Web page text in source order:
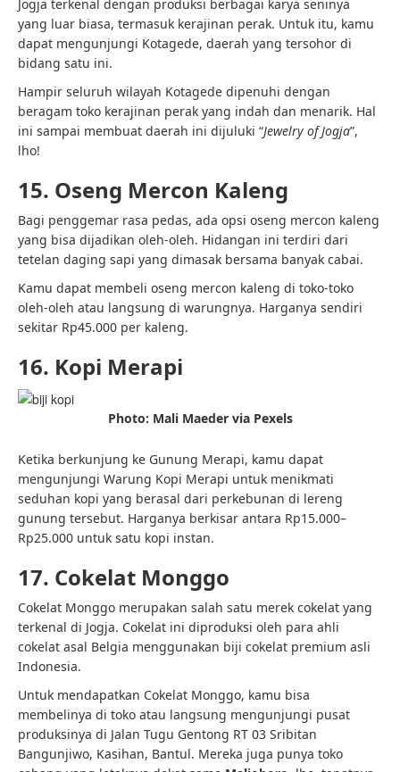
Jogja terkenal dengan produksi berbagai karya seninya
yang luar biasa, termasuk kerajinan perak. Untuk itu, kamu
dapat mengunjungi Kotagede, daerah yang tersohor di
bidang satu ini.
Hampir seluruh wilayah Kotagede dipenuhi dengan
beragam toko kerajinan perak yang indah dan menarik. Hal
ini sampai membuat daerah ini dijuluki “Jewelry of Jogja”,
lho!
15. Oseng Mercon Kaleng
Bagi penggemar rasa pedas, ada opsi oseng mercon kaleng
yang bisa dijadikan oleh-oleh. Hidangan ini terdiri dari
tetelan daging sapi yang dimasak bersama banyak cabai.
Kamu dapat membeli oseng mercon kaleng di toko-toko
oleh-oleh atau langsung di warungnya. Harganya sendiri
sekitar Rp45.000 per kaleng.
16. Kopi Merapi
Photo: Mali Maeder via Pexels
Ketika berkunjung ke Gunung Merapi, kamu dapat
mengunjungi Warung Kopi Merapi untuk menikmati
seduhan kopi yang berasal dari perkebunan di lereng
gunung tersebut. Harganya berkisar antara Rp15.000–
Rp25.000 untuk satu kopi instan.
17. Cokelat Monggo
Cokelat Monggo merupakan salah satu merek cokelat yang
terkenal di Jogja. Cokelat ini diproduksi oleh para ahli
cokelat asal Belgia menggunakan biji cokelat premium asli
Indonesia.
Untuk mendapatkan Cokelat Monggo, kamu bisa
membelinya di toko atau langsung mengunjungi pusat
produksinya di Jalan Tugu Gentong RT 03 Sribitan
Bangunjiwo, Kasihan, Bantul. Mereka juga punya toko